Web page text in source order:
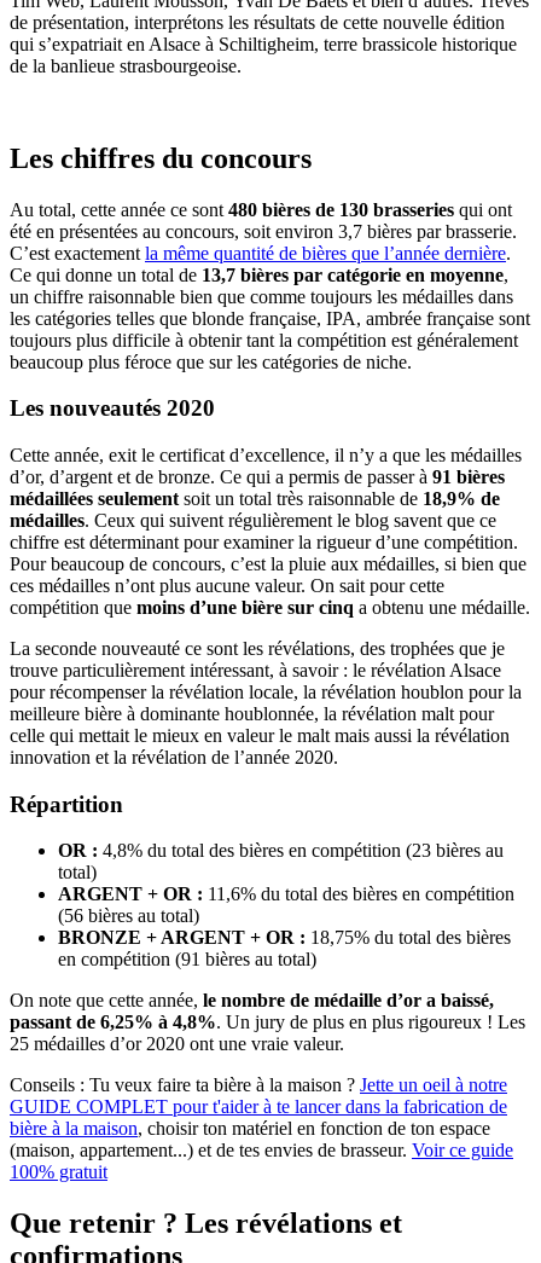
de présentation, interprétons les résultats de cette nouvelle édition
qui s’expatriait en Alsace à Schiltigheim, terre brassicole historique
de la banlieue strasbourgeoise.
Les chiffres du concours
Au total, cette année ce sont 480 bières de 130 brasseries qui ont
été en présentées au concours, soit environ 3,7 bières par brasserie.
C’est exactement la même quantité de bières que l’année dernière.
Ce qui donne un total de 13,7 bières par catégorie en moyenne,
un chiffre raisonnable bien que comme toujours les médailles dans
les catégories telles que blonde française, IPA, ambrée française sont
toujours plus difficile à obtenir tant la compétition est généralement
beaucoup plus féroce que sur les catégories de niche.
Les nouveautés 2020
Cette année, exit le certificat d’excellence, il n’y a que les médailles
d’or, d’argent et de bronze. Ce qui a permis de passer à 91 bières
médaillées seulement soit un total très raisonnable de 18,9% de
médailles. Ceux qui suivent régulièrement le blog savent que ce
chiffre est déterminant pour examiner la rigueur d’une compétition.
Pour beaucoup de concours, c’est la pluie aux médailles, si bien que
ces médailles n’ont plus aucune valeur. On sait pour cette
compétition que moins d’une bière sur cinq a obtenu une médaille.
La seconde nouveauté ce sont les révélations, des trophées que je
trouve particulièrement intéressant, à savoir : le révélation Alsace
pour récompenser la révélation locale, la révélation houblon pour la
meilleure bière à dominante houblonnée, la révélation malt pour
celle qui mettait le mieux en valeur le malt mais aussi la révélation
innovation et la révélation de l’année 2020.
Répartition
OR : 4,8% du total des bières en compétition (23 bières au
total)
ARGENT + OR : 11,6% du total des bières en compétition
(56 bières au total)
BRONZE + ARGENT + OR : 18,75% du total des bières
en compétition (91 bières au total)
On note que cette année, le nombre de médaille d’or a baissé,
passant de 6,25% à 4,8%. Un jury de plus en plus rigoureux ! Les
25 médailles d’or 2020 ont une vraie valeur.
Conseils : Tu veux faire ta bière à la maison ? Jette un oeil à notre
GUIDE COMPLET pour t'aider à te lancer dans la fabrication de
bière à la maison, choisir ton matériel en fonction de ton espace
(maison, appartement...) et de tes envies de brasseur. Voir ce guide
100% gratuit
Que retenir ? Les révélations et
confirmations